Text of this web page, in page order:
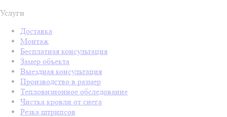
Услуги
Доставка
Монтаж
Бесплатная консультация
Замер объекта
Выездная консультация
Производство в размер
Тепловизионное обследование
Чистка кровли от снега
Резка штрипсов